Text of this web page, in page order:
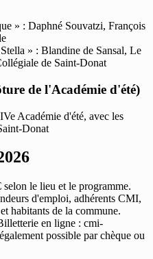
» : Daphné Souvatzi, François
» : Blandine de Sansal, Le
de Saint-Donat
de l'Académie d'été)
Académie d'été, avec les
Donat
le lieu et le programme.
d'emploi, adhérents CMI,
habitants de la commune.
en ligne : cmi-
possible par chèque ou